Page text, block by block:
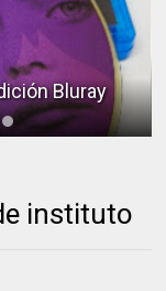
Bluray
instituto